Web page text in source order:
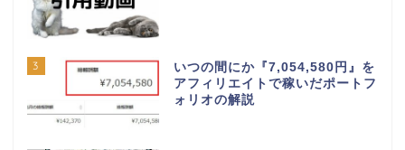
3
いつの間にか『7,054,580円』を
アフィリエイトで稼いだポートフ
ォリオの解説